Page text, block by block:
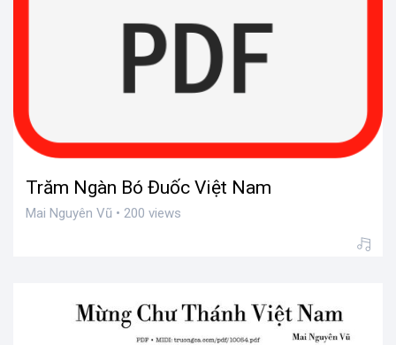
Trăm Ngàn Bó Đuốc Việt Nam
Mai Nguyên Vũ • 200 views